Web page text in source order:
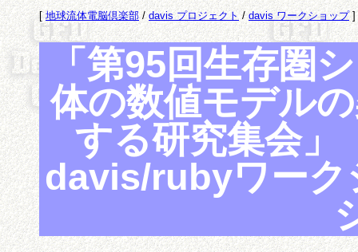
[地球流体電脳倶楽部/ davis プロジェクト/davis ワークショップ]
「第95回生存圏
体の数値モデル
する研究集会」
davis/rubyワーク